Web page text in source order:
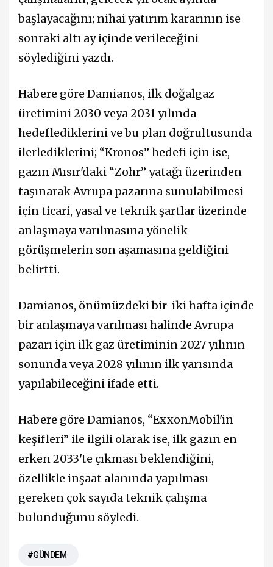
başlayacağını; nihai yatırım kararının ise
sonraki altı ay içinde verileceğini
söylediğini yazdı.
Habere göre Damianos, ilk doğalgaz
üretimini 2030 veya 2031 yılında
hedeflediklerini ve bu plan doğrultusunda
ilerlediklerini; “Kronos” hedefi için ise,
gazın Mısır'daki “Zohr” yatağı üzerinden
taşınarak Avrupa pazarına sunulabilmesi
için ticari, yasal ve teknik şartlar üzerinde
anlaşmaya varılmasına yönelik
görüşmelerin son aşamasına geldiğini
belirtti.
Damianos, önümüzdeki bir-iki hafta içinde
bir anlaşmaya varılması halinde Avrupa
pazarı için ilk gaz üretiminin 2027 yılının
sonunda veya 2028 yılının ilk yarısında
yapılabileceğini ifade etti.
Habere göre Damianos, “ExxonMobil'in
keşifleri” ile ilgili olarak ise, ilk gazın en
erken 2033'te çıkması beklendiğini,
özellikle inşaat alanında yapılması
gereken çok sayıda teknik çalışma
bulunduğunu söyledi.
#GÜNDEM